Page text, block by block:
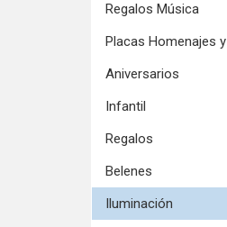
Regalos Música
Placas Homenajes y
Aniversarios
Infantil
Regalos
Belenes
Iluminación